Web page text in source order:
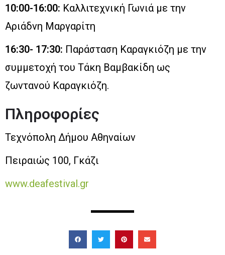
10:00-16:00: Καλλιτεχνική Γωνιά με την
Αριάδνη Μαργαρίτη
16:30- 17:30: Παράσταση Καραγκιόζη με την
συμμετοχή του Τάκη Βαμβακίδη ως
ζωντανού Καραγκιόζη.
Πληροφορίες
Τεχνόπολη Δήμου Αθηναίων
Πειραιώς 100, Γκάζι
www.deafestival.gr